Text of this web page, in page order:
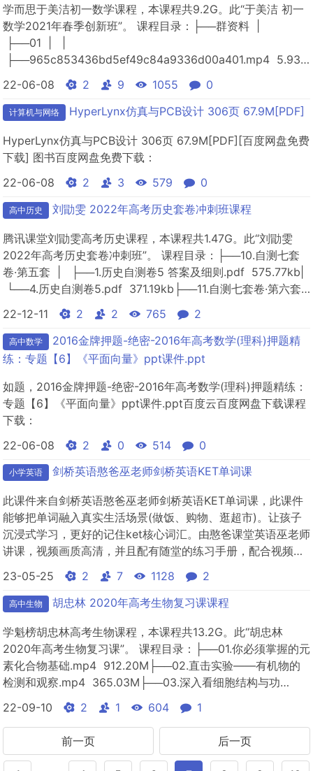
学而思于美洁初一数学课程，本课程共9.2G。此“于美洁 初一
数学2021年春季创新班”。 课程目录：├──群资料 |
├──01 | |
├──965c853436bd5ef49c84a9336d00a401.mp4
22-06-08 2 9 1055 0
计算机与网络 HyperLynx仿真与PCB设计 306页 67.9M[PDF]
HyperLynx仿真与PCB设计 306页 67.9M[PDF][百度网盘免费
下载] 图书百度网盘免费下载：
22-06-08
2 3 579 0
高中历史 刘勖雯 2022年高考历史套卷冲刺班课程
腾讯课堂刘勖雯高考历史课程，本课程共1.47G。此“刘勖雯
2022年高考历史套卷冲刺班”。 课程目录：├──10.自测七套
卷·第五套 | ├──1.历史自测卷5 答案及细则.pdf 575.77kb|
└──4.历史自测卷5.pdf 371.19kb├──11.自测七套卷·第六套
22-12-11 2 2 765 2
高中数学
2016金牌押题-绝密-2016年高考数学(理科)押题精
练：专题【6】《平面向量》ppt课件.ppt
如题，2016金牌押题-绝密-2016年高考数学(理科)押题精练：
专题【6】《平面向量》ppt课件.ppt百度云百度网盘下载课程
下载：
22-06-08
2 0 514 0
小学英语 剑桥英语憨爸巫老师剑桥英语KET单词课
此课件来自剑桥英语憨爸巫老师剑桥英语KET单词课，此课件
能够把单词融入真实生活场景(做饭、购物、逛超市)。让孩子
沉浸式学习，更好的记住ket核心词汇。由憨爸课堂英语巫老师
讲课，视频画质高清，并且配有随堂的练习手册，配合视频课
23-05-25 2 7 1128 2
高中生物 胡忠林 2020年高考生物复习课课程
学魁榜胡忠林高考生物课程，本课程共13.2G。此“胡忠林
2020年高考生物复习课”。 课程目录：├──01.你必须掌握的元
素化合物基础.mp4 912.20M├──02.直击实验——有机物的
检测和观察.mp4 365.03M├──03.深入看细胞结构与功
能.mp4 587.03M├──04.“一眼”甄别不同类型细
胞.mp4&nbs...
22-09-10 2 1 604 1
前一页 后一页